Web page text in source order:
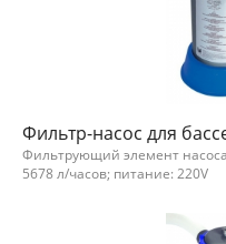
Фильтр-насос для
Фильтрующий элемент
5678 л/часов; питание: 220V